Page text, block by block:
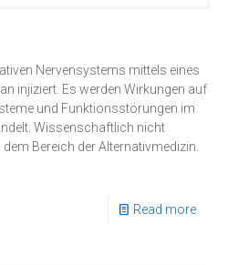
Nervensystems mittels eines
injiziert. Es werden Wirkungen auf
und Funktionsstörungen im
Wissenschaftlich nicht
Bereich der Alternativmedizin.
Read more